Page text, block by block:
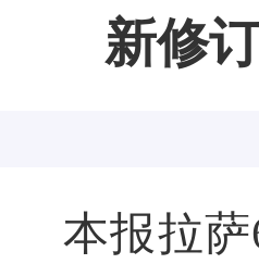
新修
本报拉